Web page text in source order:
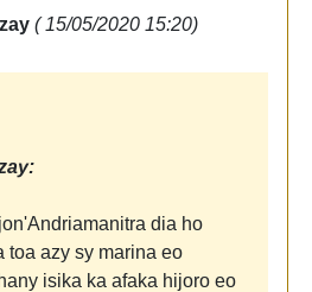
( 15/05/2020 15:20)
dia ho
toa azy sy marina eo
isika ka afaka hijoro eo